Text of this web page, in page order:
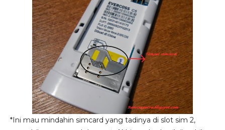
*Ini mau mindahin simcard yang tadinya di slot sim 2,